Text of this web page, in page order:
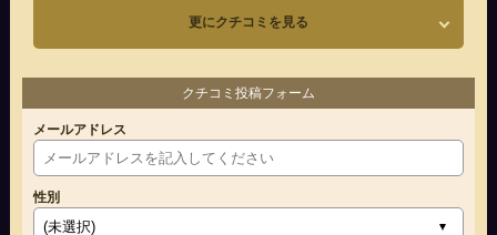
更にクチコミを見る
クチコミ投稿フォーム
メールアドレス
性別